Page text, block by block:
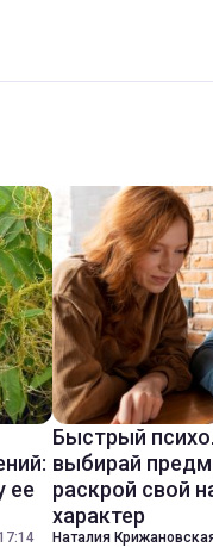
ее
Быстрый
выбирай
раскрой свой
характер
Наталия